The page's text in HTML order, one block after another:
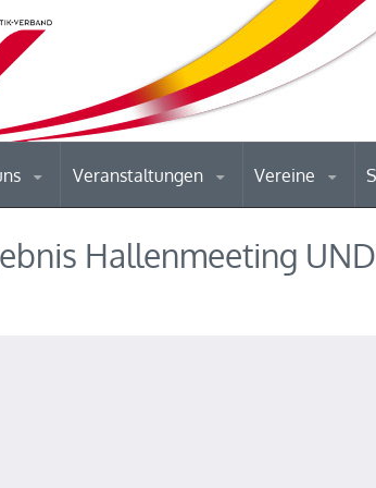
Veranstaltungen Vereine
Hallenmeeting